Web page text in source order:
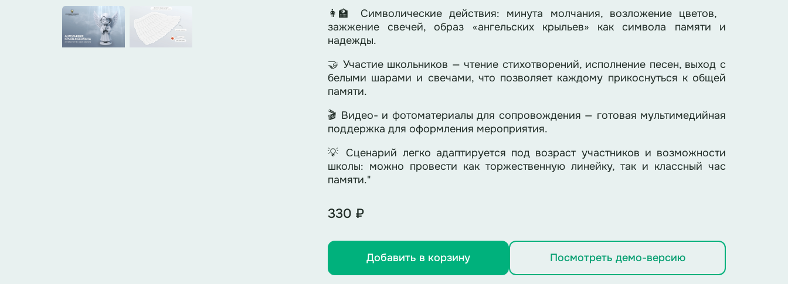
👩‍🏫 Символические действия: минута молчания, возложение цветов,
зажжение свечей, образ «ангельских крыльев» как символа памяти и
надежды.
🤝 Участие школьников — чтение стихотворений, исполнение песен, выход с
белыми шарами и свечами, что позволяет каждому прикоснуться к общей
памяти.
🎬 Видео- и фотоматериалы для сопровождения — готовая мультимедийная
поддержка для оформления мероприятия.
💡 Сценарий легко адаптируется под возраст участников и возможности
школы: можно провести как торжественную линейку, так и классный час
памяти."
330 ₽
Добавить в корзину Посмотреть демо-версию